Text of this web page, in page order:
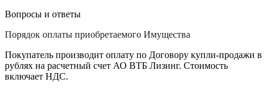
Вопросы и ответы
Порядок оплаты приобретаемого Имущества
Покупатель производит оплату по Договору купли-продажи в
рублях на расчетный счет АО ВТБ Лизинг. Стоимость
включает НДС.